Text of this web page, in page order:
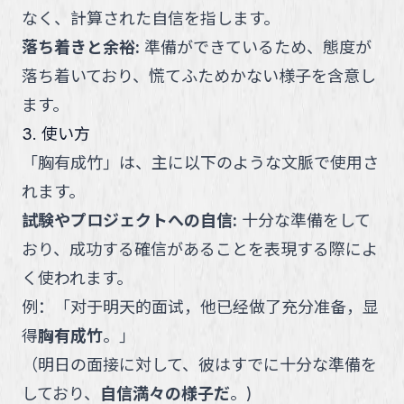
なく、計算された自信を指します。
落ち着きと余裕: 準備ができているため、態度が
落ち着いており、慌てふためかない様子を含意し
ます。
3. 使い方
「胸有成竹 」 は、主に以下のような文脈で使用さ
れます。
試験やプロジェクトへの自信: 十分な準備をして
おり、成功する確信があることを表現する際によ
く使われます。
例：
「对于明天的面试，他已经做了充分准备，显
得胸有成竹。
」
（明日の面接に対して、彼はすでに十分な準備を
しており、 自信満々の様子だ。 )